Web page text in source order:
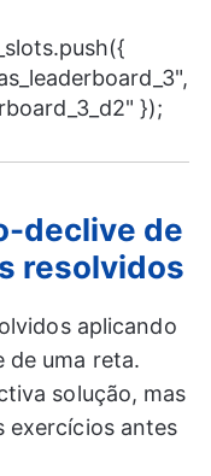
});
declive de
resolvidos
aplicando
de uma reta.
solução, mas
exercícios antes